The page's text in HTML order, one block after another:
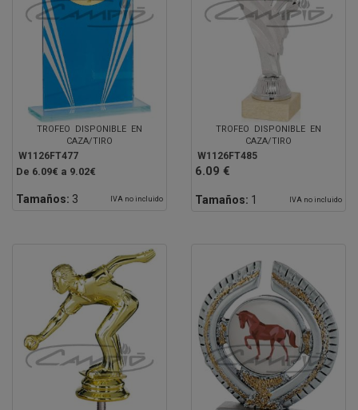
TROFEO DISPONIBLE EN
CAZA/TIRO
W1126FT477
De 6.09€ a 9.02€
Tamaños: 3 IVA no incluido
TROFEO DISPONIBLE EN
CAZA/TIRO
W1126FT485
6.09 €
Tamaños: 1 IVA no incluido